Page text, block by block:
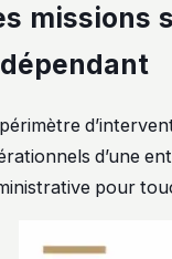
missions
d’une
pour